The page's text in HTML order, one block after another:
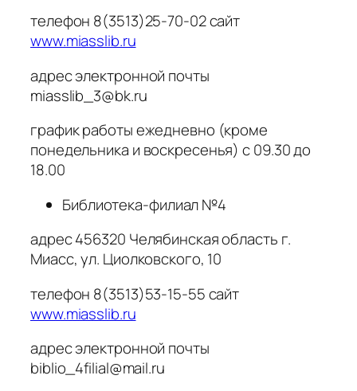
телефон 8(3513)25-70-02 сайт
www.miasslib.ru
адрес электронной почты
miasslib_3@bk.ru
график работы ежедневно (кроме
понедельника и воскресенья) с 09.30 до
18.00
Библиотека-филиал №4
адрес 456320 Челябинская область г.
Миасс, ул. Циолковского, 10
телефон 8(3513)53-15-55 сайт
www.miasslib.ru
адрес электронной почты
biblio_4filial@mail.ru